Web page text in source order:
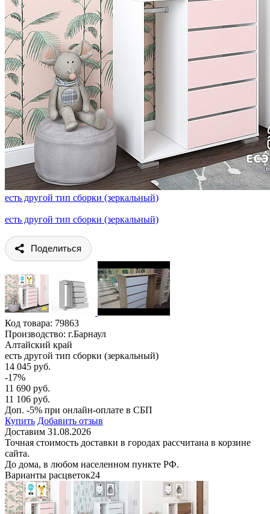
есть другой тип сборки (зеркальный)
есть другой тип сборки (зеркальный)
Поделиться
Код товара: 79863
Производство: г.Барнаул
Алтайский край
есть другой тип сборки (зеркальный)
14 045 руб.
-17%
11 690 руб.
11 106 руб.
Доп. -5% при онлайн-оплате в СБП
Купить Добавить отзыв
Доставим 31.08.2026
Точная стоимость доставки в городах рассчитана в корзине
сайта.
До дома, в любом населенном пункте РФ.
Варианты расцветок24